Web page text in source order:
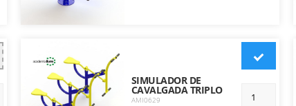
SIMULADOR DE
CAVALGADA TRIPLO
AMI0629